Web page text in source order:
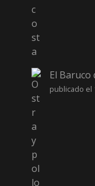
El Baruco
publicado el